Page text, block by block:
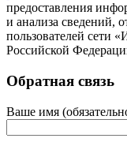
предоставления
и анализа сведений,
пользователей сети
Российской
Обратная связь
Ваше имя